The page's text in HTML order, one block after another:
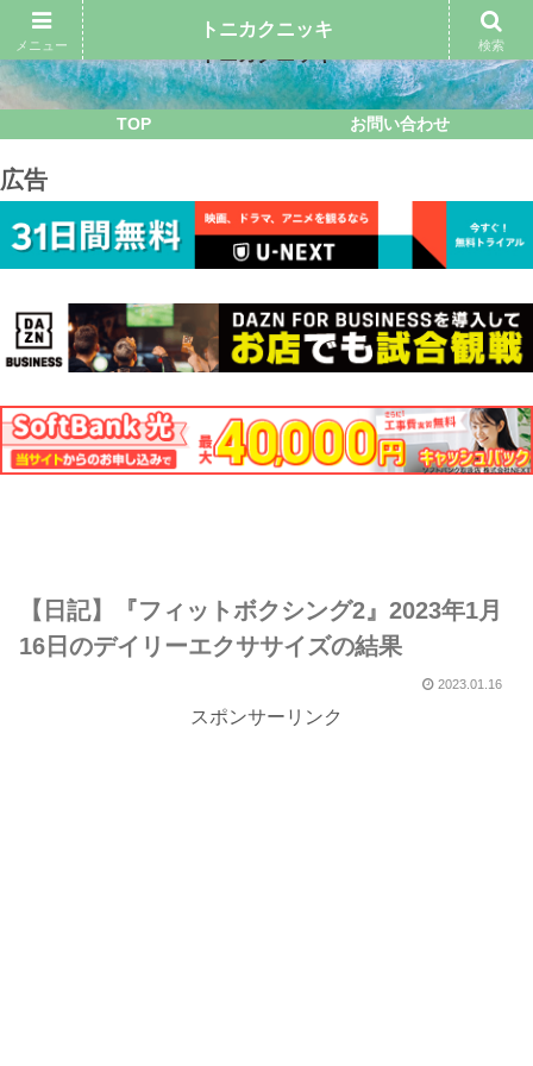
TOP お問い合わせ
広告
【日記】『フィットボクシング2』2023年1月
16日のデイリーエクササイズの結果
2023.01.16
スポンサーリンク
メニュー
トニカクニッキ
検索